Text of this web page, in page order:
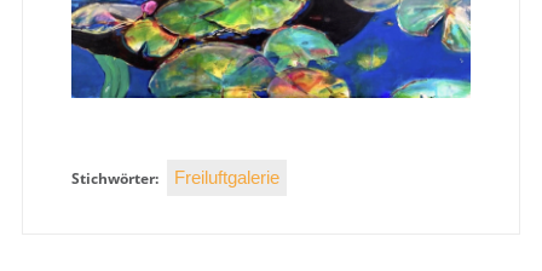
Stichwörter: Freiluftgalerie